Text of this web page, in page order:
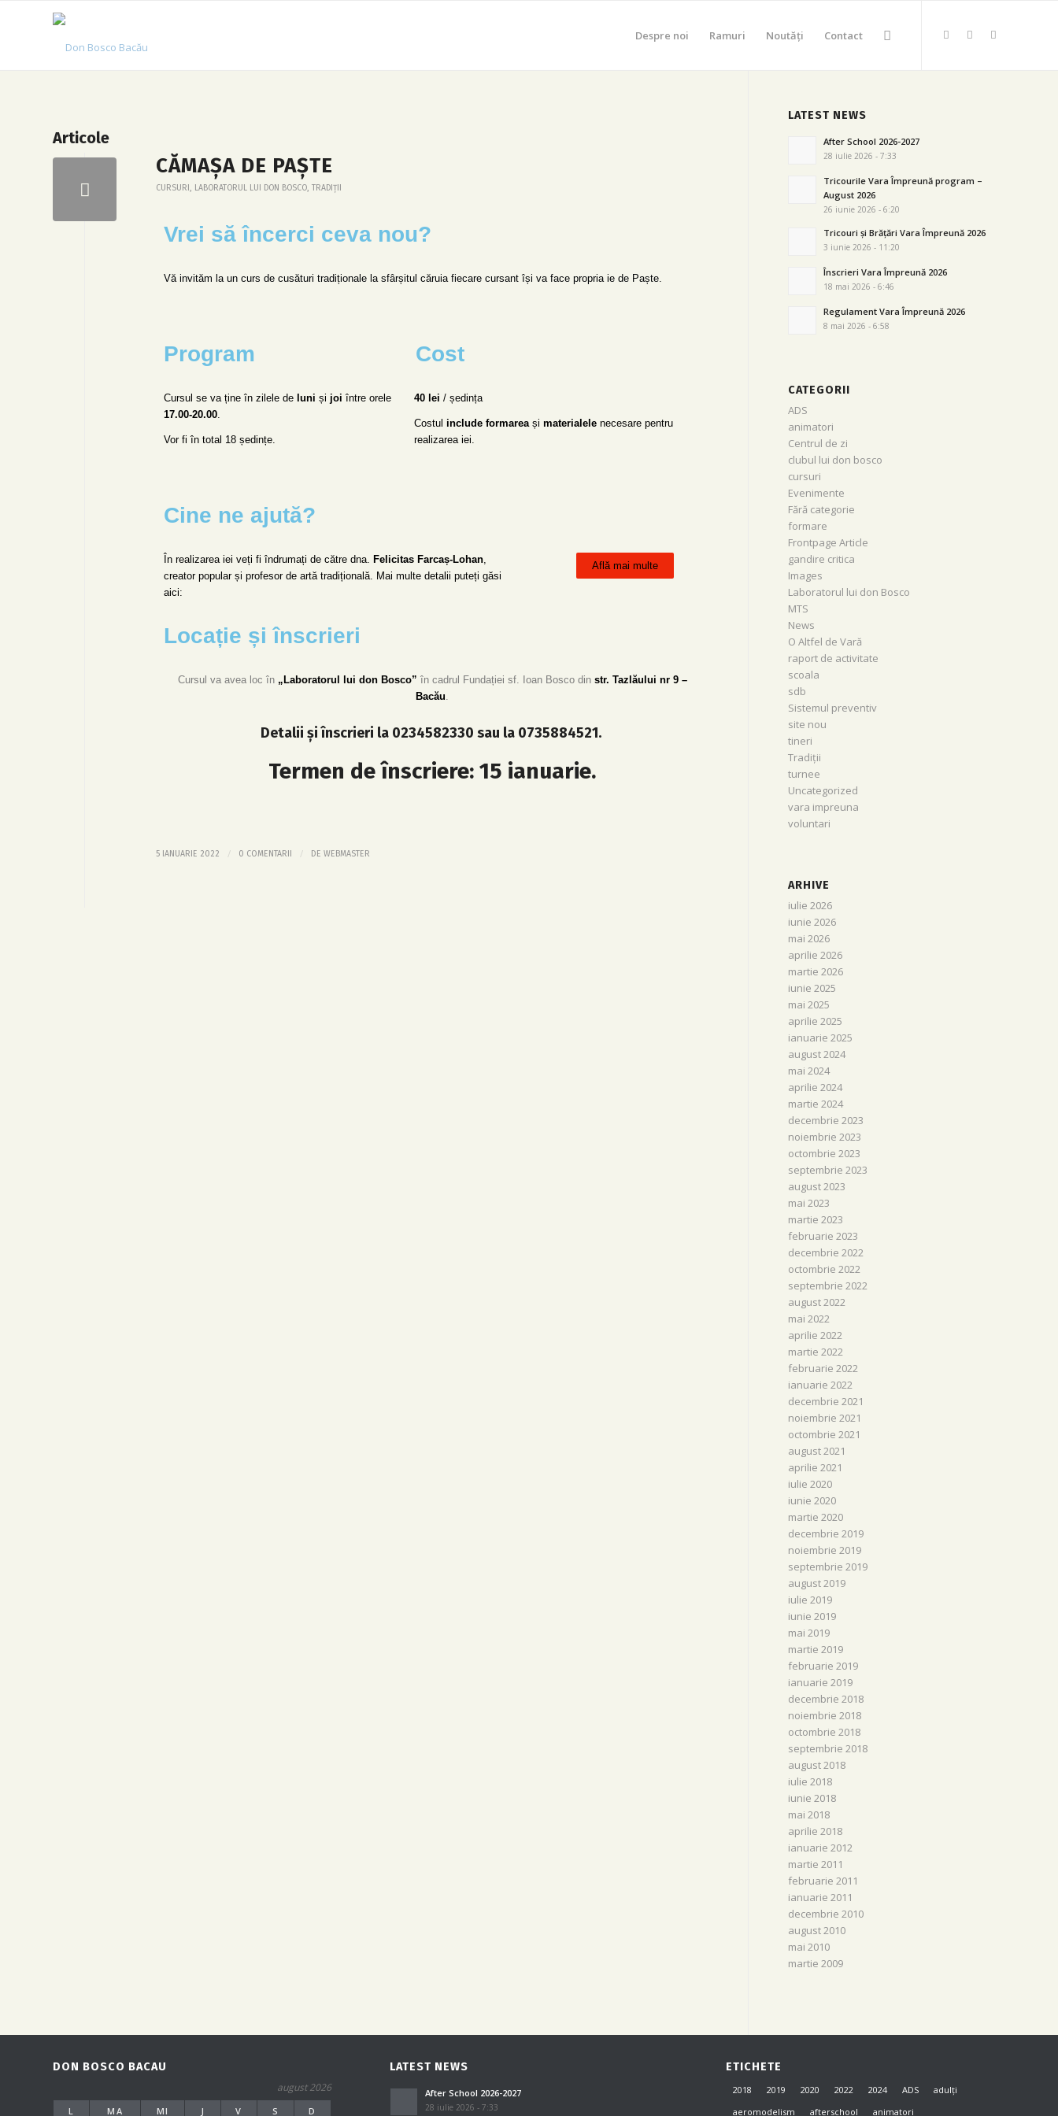
Despre noi Ramuri Noutăți Contact
Articole
CĂMAȘA DE PAȘTE
CURSURI, LABORATORUL LUI DON BOSCO, TRADIȚII
Vrei să încerci ceva nou?
Vă invităm la un curs de cusături tradiționale la sfârșitul căruia fiecare cursant își va face propria ie de Paște.
Program Cost
Cursul se va ține în zilele de luni și joi între orele
17.00-20.00.
Vor fi în total 18 ședințe.
40 lei / ședința
Costul include formareașimaterialele necesare pentru
realizarea iei.
Cine ne ajută?
În realizarea iei veți fi îndrumați de către dna. Felicitas Farcaș-Lohan,
creator popular și profesor de artă tradițională. Mai multe detalii puteți găsi
aici:
Află mai multe
Locație și înscrieri
Cursul va avea loc în „Laboratorul lui don Bosco” în cadrul Fundației sf. Ioan Bosco dinstr. Tazlăului nr 9 –
Bacău.
Detalii și înscrieri la 0234582330 sau la 0735884521.
Termen de înscriere: 15 ianuarie.
5 IANUARIE 2022 / 0 COMENTARII / DE WEBMASTER
LATEST NEWS
After School 2026-2027
28 iulie 2026 - 7:33
Tricourile Vara Împreună program –
August 2026
26 iunie 2026 - 6:20
Tricouri și Brățări Vara Împreună 2026
3 iunie 2026 - 11:20
Înscrieri Vara Împreună 2026
18 mai 2026 - 6:46
Regulament Vara Împreună 2026
8 mai 2026 - 6:58
CATEGORII
ADS
animatori
Centrul de zi
clubul lui don bosco
cursuri
Evenimente
Fără categorie
formare
Frontpage Article
gandire critica
Images
Laboratorul lui don Bosco
MTS
News
O Altfel de Vară
raport de activitate
scoala
sdb
Sistemul preventiv
site nou
tineri
Tradiții
turnee
Uncategorized
vara impreuna
voluntari
ARHIVE
iulie 2026
iunie 2026
mai 2026
aprilie 2026
martie 2026
iunie 2025
mai 2025
aprilie 2025
ianuarie 2025
august 2024
mai 2024
aprilie 2024
martie 2024
decembrie 2023
noiembrie 2023
octombrie 2023
septembrie 2023
august 2023
mai 2023
martie 2023
februarie 2023
decembrie 2022
octombrie 2022
septembrie 2022
august 2022
mai 2022
aprilie 2022
martie 2022
februarie 2022
ianuarie 2022
decembrie 2021
noiembrie 2021
octombrie 2021
august 2021
aprilie 2021
iulie 2020
iunie 2020
martie 2020
decembrie 2019
noiembrie 2019
septembrie 2019
august 2019
iulie 2019
iunie 2019
mai 2019
martie 2019
februarie 2019
ianuarie 2019
decembrie 2018
noiembrie 2018
octombrie 2018
septembrie 2018
august 2018
iulie 2018
iunie 2018
mai 2018
aprilie 2018
ianuarie 2012
martie 2011
februarie 2011
ianuarie 2011
decembrie 2010
august 2010
mai 2010
martie 2009
DON BOSCO BACAU
august 2026
L MA MI J V S D
LATEST NEWS
After School 2026-2027
28 iulie 2026 - 7:33
ETICHETE
2018 2019 2020 2022 2024 ADS
adulți
aeromodelism
afterschool animatori